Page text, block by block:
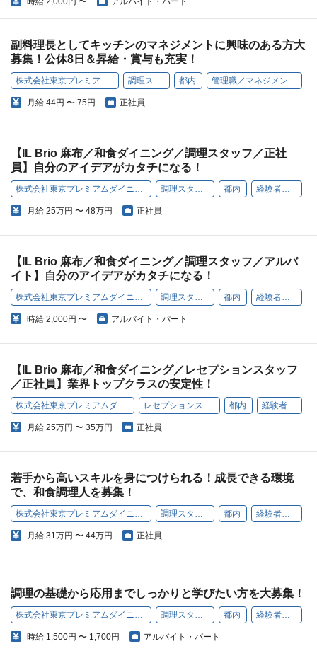
副料理長としてキッチンのマネジメントに興味のある方大
募集！公休8日＆昇給・賞与も充実！
株式会社東京プレミアムダイニング 調理スタッフ 都内 管理職／マネジメント経験歓迎
月給 44円 〜 75円 正社員
【IL Brio 麻布／和食ダイニング／調理スタッフ／正社
員】自分のアイデアがカタチになる！
株式会社東京プレミアムダイニング 調理スタッフ 都内 経験者歓迎
月給 25万円 〜 48万円 正社員
【IL Brio 麻布／和食ダイニング／調理スタッフ／アルバ
イト】自分のアイデアがカタチになる！
株式会社東京プレミアムダイニング 調理スタッフ 都内 経験者歓迎
時給 2,000円 〜 アルバイト・パート
【IL Brio 麻布／和食ダイニング／レセプションスタッフ
／正社員】業界トップクラスの安定性！
株式会社東京プレミアムダイニング レセプションスタッフ 都内 経験者歓迎
月給 25万円 〜 35万円 正社員
若手から高いスキルを身につけられる！成長できる環境
で、和食調理人を募集！
株式会社東京プレミアムダイニング 調理スタッフ 都内 経験者歓迎
月給 31万円 〜 44万円 正社員
調理の基礎から応用までしっかりと学びたい方を大募集！
株式会社東京プレミアムダイニング 調理スタッフ 都内 経験者歓迎
時給 1,500円 〜 1,700円 アルバイト・パート